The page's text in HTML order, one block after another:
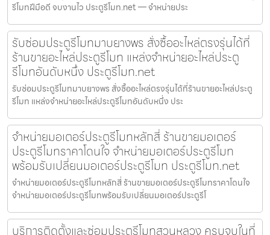
รีโมทฝีมือดี จบงานไว ประตูรีโมท.net — จำหน่ายประ
รับซ่อมประตูรีโมทมาบยางพร สั่งซื้ออะไหล่ตรงรุ่นได้ที่
ร้านขายอะไหล่ประตูรีโมท แหล่งจำหน่ายอะไหล่ประตู
รีโมทอันดับหนึ่ง ประตูรีโมท.net
รับซ่อมประตูรีโมทมาบยางพร สั่งซื้ออะไหล่ตรงรุ่นได้ที่ร้านขายอะไหล่ประตู
รีโมท แหล่งจำหน่ายอะไหล่ประตูรีโมทอันดับหนึ่ง ประ
จำหน่ายมอเตอร์ประตูรีโมทหลักสี่ ร้านขายมอเตอร์
ประตูรีโมทราคาโดนใจ จำหน่ายมอเตอร์ประตูรีโมท
พร้อมรับเปลี่ยนมอเตอร์ประตูรีโมท ประตูรีโมท.net
จำหน่ายมอเตอร์ประตูรีโมทหลักสี่ ร้านขายมอเตอร์ประตูรีโมทราคาโดนใจ
จำหน่ายมอเตอร์ประตูรีโมทพร้อมรับเปลี่ยนมอเตอร์ประตูรีโ
บริการติดตั้งและซ่อมประตูรีโมทสวนหลวง ครบจบในที่